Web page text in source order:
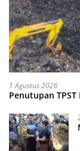
1 Agustus 2026
Penutupan